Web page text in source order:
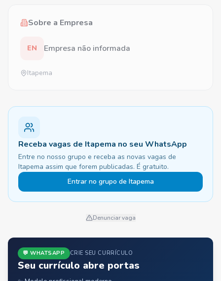
Sobre a Empresa
EN Empresa não informada
Itapema
Receba vagas de Itapema no seu WhatsApp
Entre no nosso grupo e receba as novas vagas de
Itapema assim que forem publicadas. É gratuito.
Entrar no grupo de Itapema
Denunciar vaga
💬 WHATSAPP CRIE SEU CURRÍCULO
Seu currículo abre portas